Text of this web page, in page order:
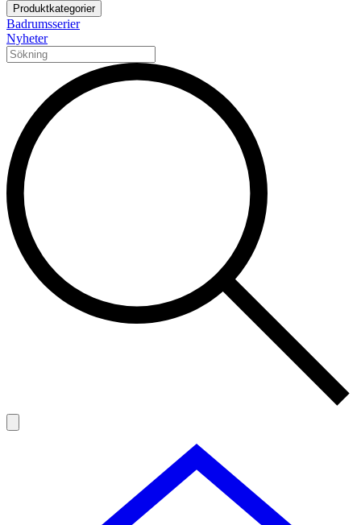
Produktkategorier
Badrumsserier
Nyheter